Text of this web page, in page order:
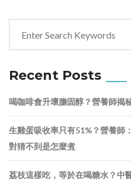
Recent Posts
喝咖啡會升壞膽固醇？營養師揭
生雞蛋吸收率只有51%？營養師
對猜不到是怎麼煮
荔枝這樣吃，等於在喝糖水？中